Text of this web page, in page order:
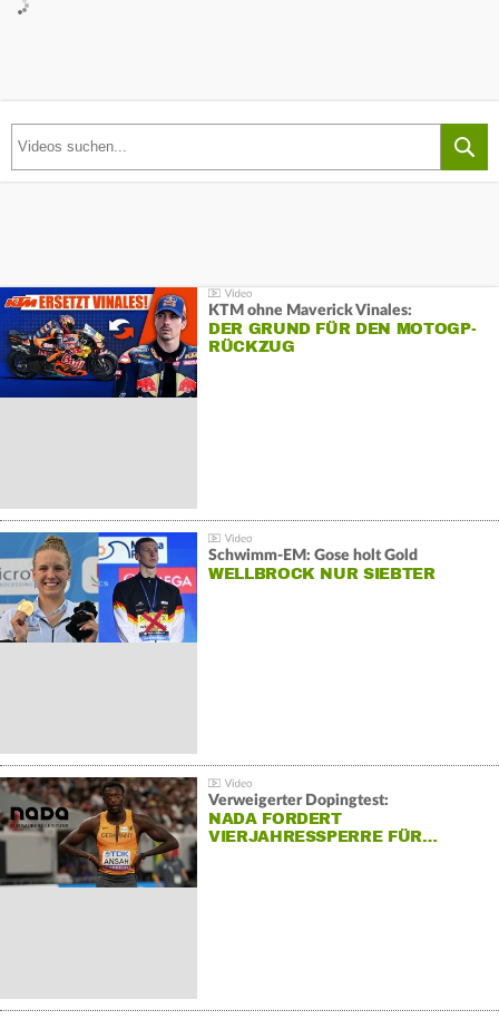
KTM ohne Maverick Vinales:
DER GRUND FÜR DEN MOTOGP-
RÜCKZUG
Schwimm-EM: Gose holt Gold
WELLBROCK NUR SIEBTER
Verweigerter Dopingtest:
NADA FORDERT
VIERJAHRESSPERRE FÜR…